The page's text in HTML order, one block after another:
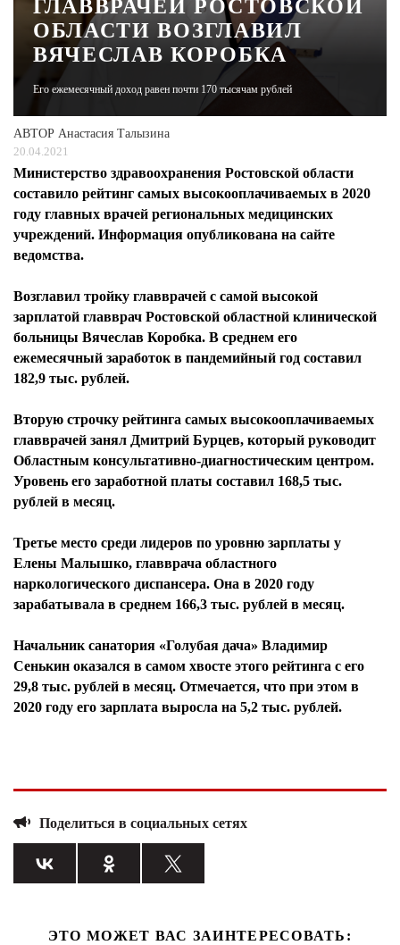
ЖУРНАЛ
ГЛАВВРАЧЕЙ РОСТОВСКОЙ
ОБЛАСТИ ВОЗГЛАВИЛ
ВЯЧЕСЛАВ КОРОБКА
Его ежемесячный доход равен почти 170 тысячам рублей
АВТОР Анастасия Талызина
20.04.2021
Министерство здравоохранения Ростовской области
составило рейтинг самых высокооплачиваемых в 2020
году главных врачей региональных медицинских
учреждений. Информация опубликована на сайте
ведомства.
Возглавил тройку главврачей с самой высокой
зарплатой главврач Ростовской областной клинической
больницы Вячеслав Коробка. В среднем его
ежемесячный заработок в пандемийный год составил
182,9 тыс. рублей.
Вторую строчку рейтинга самых высокооплачиваемых
главврачей занял Дмитрий Бурцев, который руководит
Областным консультативно-диагностическим центром.
Уровень его заработной платы составил 168,5 тыс.
рублей в месяц.
Третье место среди лидеров по уровню зарплаты у
Елены Малышко, главврача областного
наркологического диспансера. Она в 2020 году
зарабатывала в среднем 166,3 тыс. рублей в месяц.
Начальник санатория «Голубая дача» Владимир
Сенькин оказался в самом хвосте этого рейтинга с его
29,8 тыс. рублей в месяц. Отмечается, что при этом в
2020 году его зарплата выросла на 5,2 тыс. рублей.
Поделиться в социальных сетях
ЭТО МОЖЕТ ВАС ЗАИНТЕРЕСОВАТЬ: